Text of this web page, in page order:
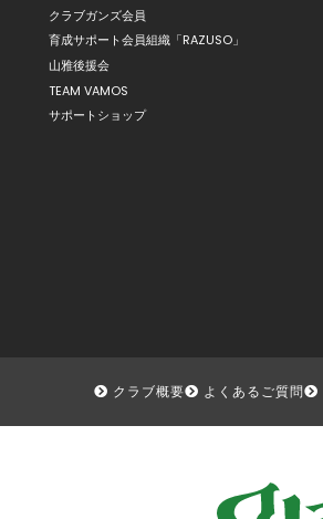
クラブガンズ会員
育成サポート会員組織「RAZUSO」
山雅後援会
TEAM VAMOS
サポートショップ
クラブ概要 よくあるご質問